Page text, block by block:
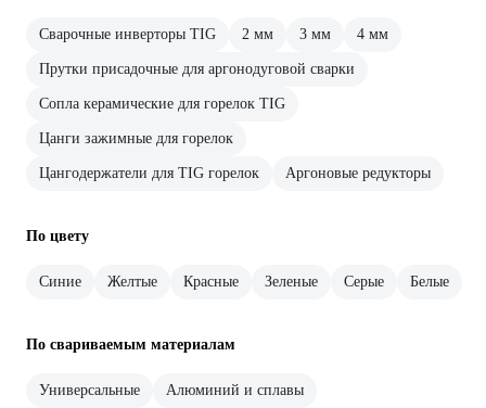
Сварочные инверторы TIG 2 мм 3 мм 4 мм
Прутки присадочные для аргонодуговой сварки
Сопла керамические для горелок TIG
Цанги зажимные для горелок
Цангодержатели для TIG горелок Аргоновые редукторы
По цвету
Синие Желтые Красные Зеленые Серые Белые
По свариваемым материалам
Универсальные Алюминий и сплавы